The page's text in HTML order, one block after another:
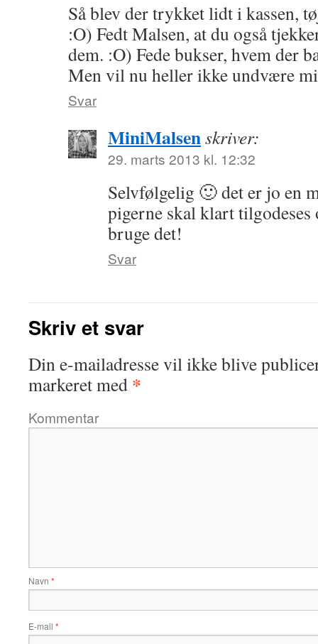
Så blev der trykket lidt i kassen,
:O) Fedt Malsen, at du også
dem. :O) Fede bukser, hvem der
Men vil nu heller ikke undvære
Svar
MiniMalsenskriver:
29. marts 2013 kl. 12:32
Selvfølgelig 🙂 det er jo en
pigerne skal klart
bruge det!
Svar
Skriv et svar
Din e-mailadresse vil ikke blive
markeret med *
Kommentar
Navn *
E-mail *